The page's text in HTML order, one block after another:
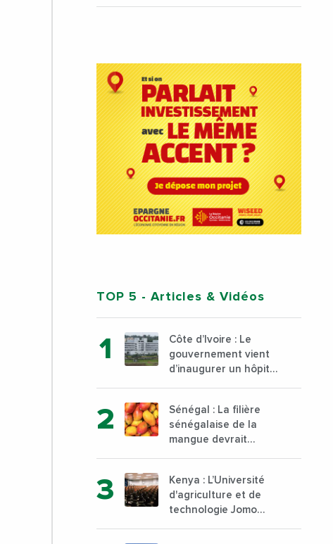
TOP 5 - Articles & Vidéos
Côte d’Ivoire : Le
gouvernement vient
d’inaugurer un hôpital
au sud du pays
Sénégal : La filière
sénégalaise de la
mangue devrait
000 tonnes produites
Kenya : L’Université
d'agriculture et de
technologie Jomo